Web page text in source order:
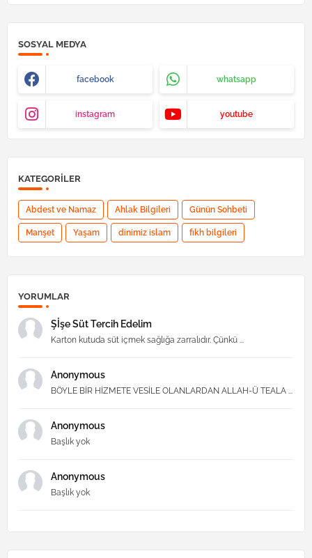
SOSYAL MEDYA
facebook whatsapp
instagram youtube
KATEGORILER
Abdest ve Namaz Ahlak Bilgileri Günün Sohbeti
Manşet Yaşam dinimiz islam fıkh bilgileri
YORUMLAR
Şİşe Süt Tercih Edelim
Karton kutuda süt içmek sağlığa zarralıdır. Çünkü ...
Anonymous
BÖYLE BİR HİZMETE VESİLE OLANLARDAN ALLAH-Ü TEALA ...
Anonymous
Başlık yok
Anonymous
Başlık yok